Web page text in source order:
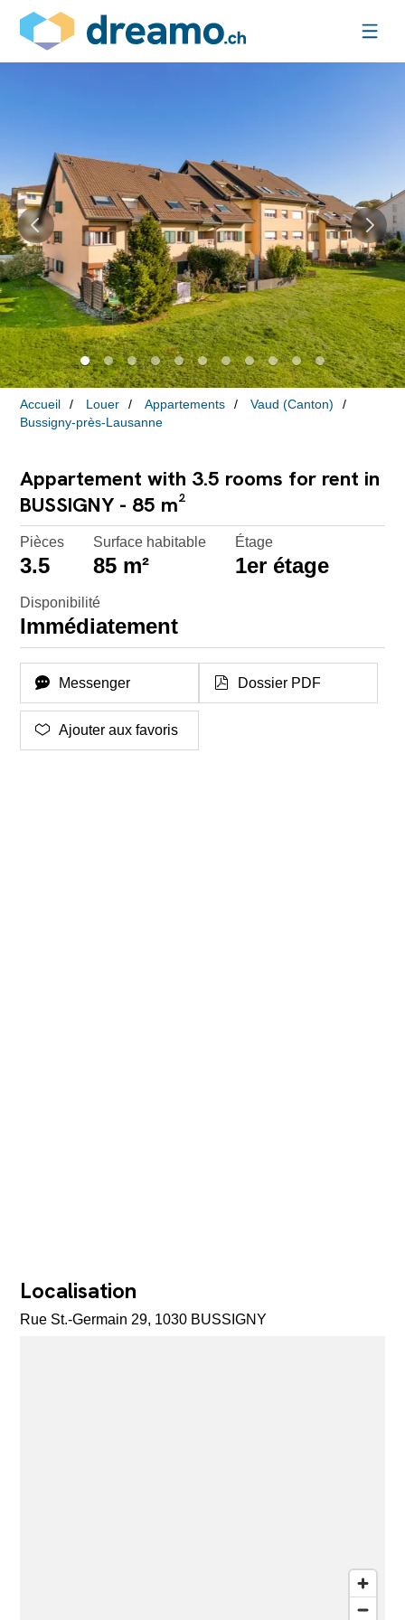
Accueil Louer Appartements
Vaud (Canton)
Bussigny-près-Lausanne
Appartement with 3.5 rooms for rent in
BUSSIGNY - 85 m²
Pièces
3.5
Surface habitable
85 m²
Étage
1er étage
Disponibilité
Immédiatement
Messenger Dossier PDF
Ajouter aux favoris
Localisation
Rue St.-Germain 29, 1030 BUSSIGNY